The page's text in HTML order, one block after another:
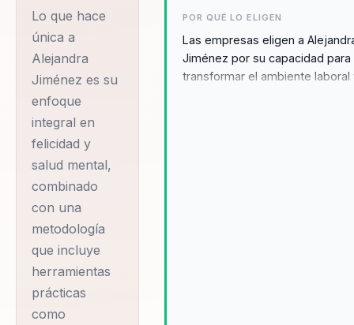
ha impactado de
manera positiva a
cientos de personas
y equipos a través
de sus charlas
inspiradoras y
talleres prácticos.
Su misión es clara:
felicidad es una
herramienta
esencial para
mejorar tanto la vida
personal como el
Lo que hace
única a
Alejandra
Jiménez es su
enfoque
integral en
felicidad y
salud mental,
combinado
con una
metodología
que incluye
herramientas
prácticas
como
POR QUÉ LO ELIGEN
Las empresas eligen a
Jiménez por su capacidad para
transformar el ambiente laboral